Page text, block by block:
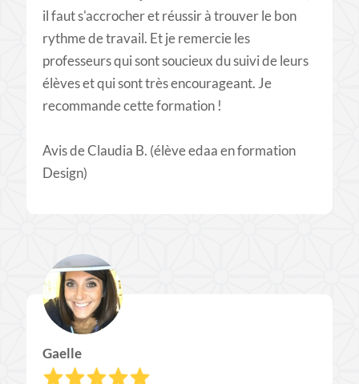
il faut s'accrocher et réussir à trouver le bon
rythme de travail. Et je remercie les
professeurs qui sont soucieux du suivi de leurs
élèves et qui sont très encourageant. Je
recommande cette formation !
​Avis de Claudia B. (élève edaa en formation
Design)
Gaelle